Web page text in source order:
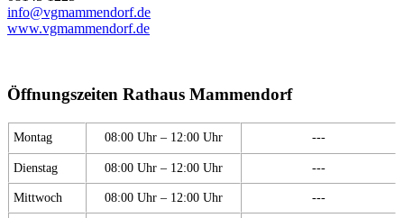
info@vgmammendorf.de
www.vgmammendorf.de
Öffnungszeiten Rathaus Mammendorf
Montag 08:00 Uhr – 12:00 Uhr ---
Dienstag 08:00 Uhr – 12:00 Uhr ---
Mittwoch 08:00 Uhr – 12:00 Uhr ---